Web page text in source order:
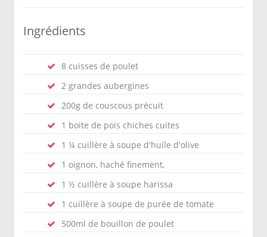
Ingrédients
8 cuisses de poulet
2 grandes aubergines
200g de couscous précuit
1 boite de pois chiches cuites
1 ¼ cuillère à soupe d'huile d'olive
1 oignon, haché finement,
1 ½ cuillère à soupe harissa
1 cuillère à soupe de purée de tomate
500ml de bouillon de poulet